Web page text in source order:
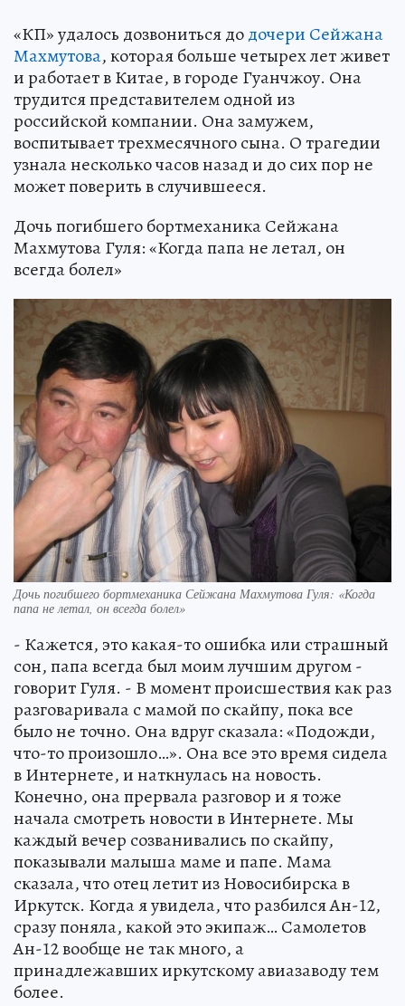
«КП» удалось дозвониться додочери Сейжана
Махмутова, которая больше четырех лет живет
и работает в Китае, в городе Гуанчжоу. Она
трудится представителем одной из
российской компании. Она замужем,
воспитывает трехмесячного сына. О трагедии
узнала несколько часов назад и до сих пор не
может поверить в случившееся.
Дочь погибшего бортмеханика Сейжана
Махмутова Гуля: «Когда папа не летал, он
всегда болел»
Дочь погибшего бортмеханика Сейжана Махмутова Гуля: «Когда
папа не летал, он всегда болел»
- Кажется, это какая-то ошибка или страшный
сон, папа всегда был моим лучшим другом -
говорит Гуля. - В момент происшествия как раз
разговаривала с мамой по скайпу, пока все
было не точно. Она вдруг сказала: «Подожди,
что-то произошло…». Она все это время сидела
в Интернете, и наткнулась на новость.
Конечно, она прервала разговор и я тоже
начала смотреть новости в Интернете. Мы
каждый вечер созванивались по скайпу,
показывали малыша маме и папе. Мама
сказала, что отец летит из Новосибирска в
Иркутск. Когда я увидела, что разбился Ан-12,
сразу поняла, какой это экипаж… Самолетов
Ан-12 вообще не так много, а
принадлежавших иркутскому авиазаводу тем
более.